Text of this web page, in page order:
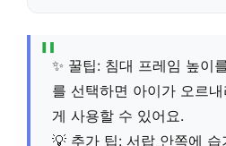
✨ 꿀팁: 침대 프레임 높이
를 선택하면 아이가 오르
게 사용할 수 있어요.
💡 추가 팁: 서랍 안쪽에